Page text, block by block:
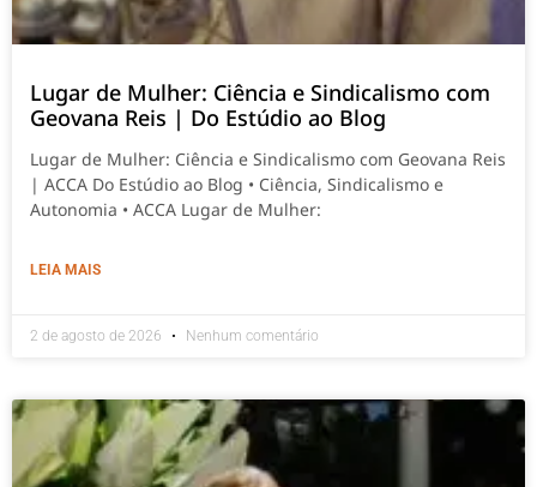
Lugar de Mulher: Ciência e Sindicalismo com
Geovana Reis | Do Estúdio ao Blog
Lugar de Mulher: Ciência e Sindicalismo com Geovana Reis
| ACCA Do Estúdio ao Blog • Ciência, Sindicalismo e
Autonomia • ACCA Lugar de Mulher:
LEIA MAIS
2 de agosto de 2026 Nenhum comentário